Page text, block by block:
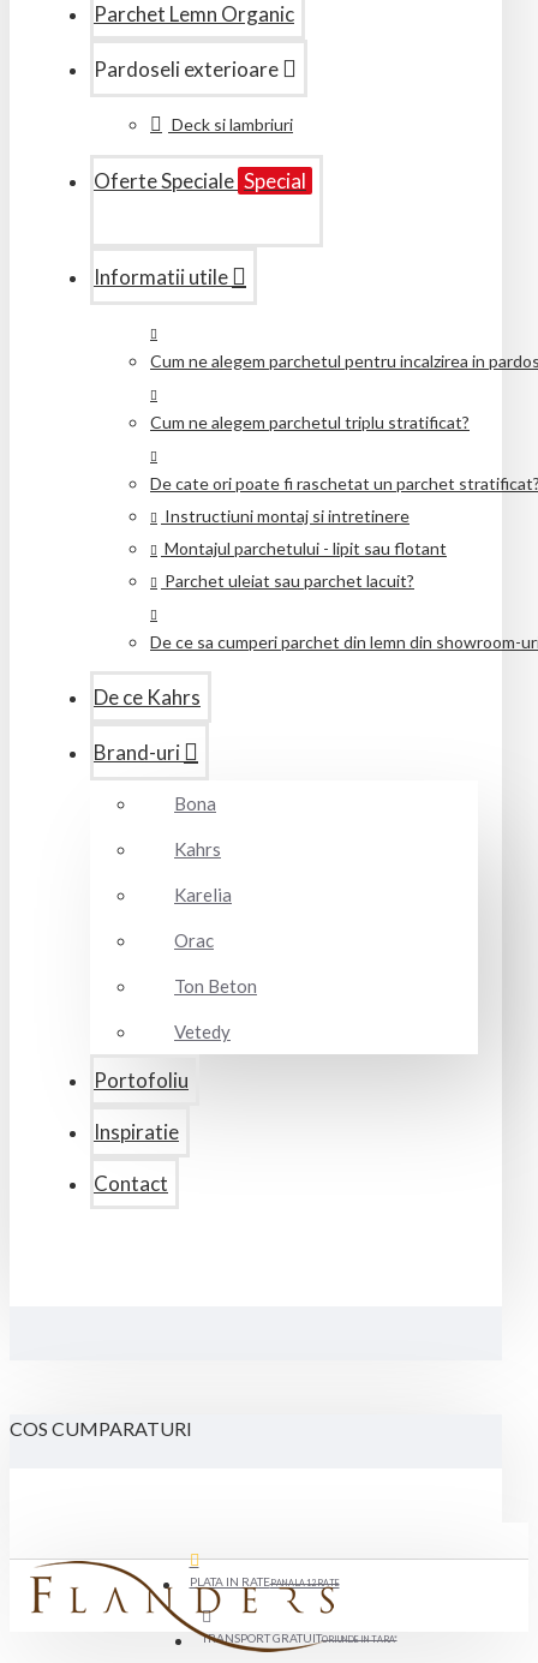
Parchet Lemn Organic
Pardoseli exterioare
Deck si lambriuri
Oferte Speciale Special
Informatii utile
Cum ne alegem parchetul pentru incalzirea in
Cum ne alegem parchetul triplu stratificat?
De cate ori poate fi raschetat un parchet
Instructiuni montaj si intretinere
Montajul parchetului - lipit sau flotant
Parchet uleiat sau parchet lacuit?
De ce sa cumperi parchet din lemn din showroom-
De ce Kahrs
Brand-uri
Bona
Kahrs
Karelia
Orac
Ton Beton
Vetedy
Portofoliu
Inspiratie
Contact
COS CUMPARATURI
PLATA IN RATEPANA LA 12 RATE
TRANSPORT GRATUITORIUNDE IN TARA*